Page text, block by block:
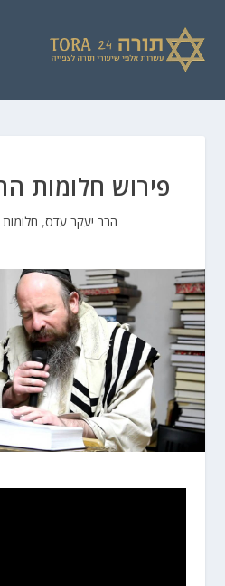
פירוש חלומות
הרב יעקב עדס, חלומות